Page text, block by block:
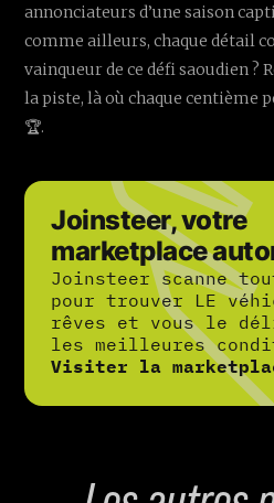
annonciateurs d’une saison
comme ailleurs, chaque détail
vainqueur de ce défi saoudien ?
la piste, là où chaque centième
🏆.
Joinsteer, votre
marketplace
Joinsteer scanne
pour trouver LE
rêves et vous le
les meilleures
Visiter la